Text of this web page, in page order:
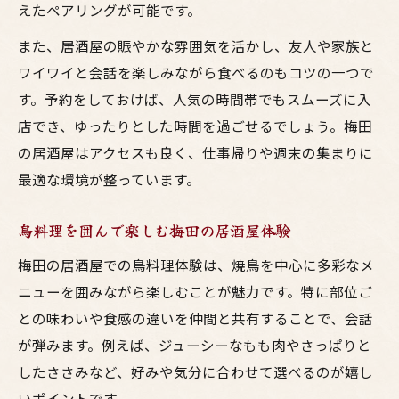
えたペアリングが可能です。
また、居酒屋の賑やかな雰囲気を活かし、友人や家族と
ワイワイと会話を楽しみながら食べるのもコツの一つで
す。予約をしておけば、人気の時間帯でもスムーズに入
店でき、ゆったりとした時間を過ごせるでしょう。梅田
の居酒屋はアクセスも良く、仕事帰りや週末の集まりに
最適な環境が整っています。
鳥料理を囲んで楽しむ梅田の居酒屋体験
梅田の居酒屋での鳥料理体験は、焼鳥を中心に多彩なメ
ニューを囲みながら楽しむことが魅力です。特に部位ご
との味わいや食感の違いを仲間と共有することで、会話
が弾みます。例えば、ジューシーなもも肉やさっぱりと
したささみなど、好みや気分に合わせて選べるのが嬉し